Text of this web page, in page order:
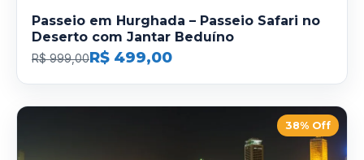
Passeio em Hurghada – Passeio Safari no
Deserto com Jantar Beduíno
R$ 999,00R$ 499,00
38% Off